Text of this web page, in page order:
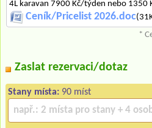
4L karavan 7900 Kč/týden nebo 1350
Ceník/Pricelist 2026.doc
*
Zaslat rezervaci/dotaz
Stany místa: 90 míst